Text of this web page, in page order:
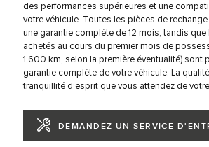
des performances supérieures et une
votre véhicule. Toutes les pièces de
une garantie complète de 12 mois, tandis
achetés au cours du premier mois de
1 600 km, selon la première éventualité) sont
garantie complète de votre véhicule. La
tranquillité d’esprit que vous attendez de
DEMANDEZ UN SERVICE